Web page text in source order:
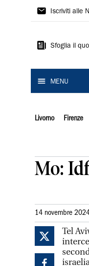
Il
Iscriviti alle
Sfoglia il
MENU
Livorno Firenze
Mo:
14 novembre
Tel